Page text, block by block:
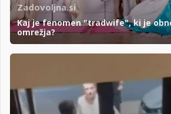
Zadovoljna.si
Kaj je fenomen "tradwife", ki je
omrežja?